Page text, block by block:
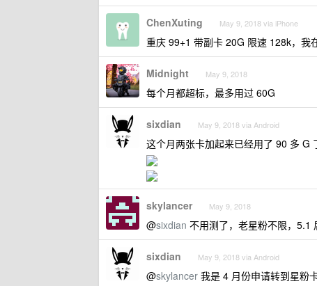
ChenXuting May 9, 2018 via iPhone
重庆 99+1 带副卡 20G 限速 128k，我
Midnight May 9, 2018
每个月都超标，最多用过 60G
sixdian May 9, 2018 via Android
这个月两张卡加起来已经用了 90 多 G
skylancer May 9, 2018
@sixdian 不用测了，老星粉不限，5.1
sixdian May 9, 2018 via Android
@skylancer 我是 4 月份申请转到星粉